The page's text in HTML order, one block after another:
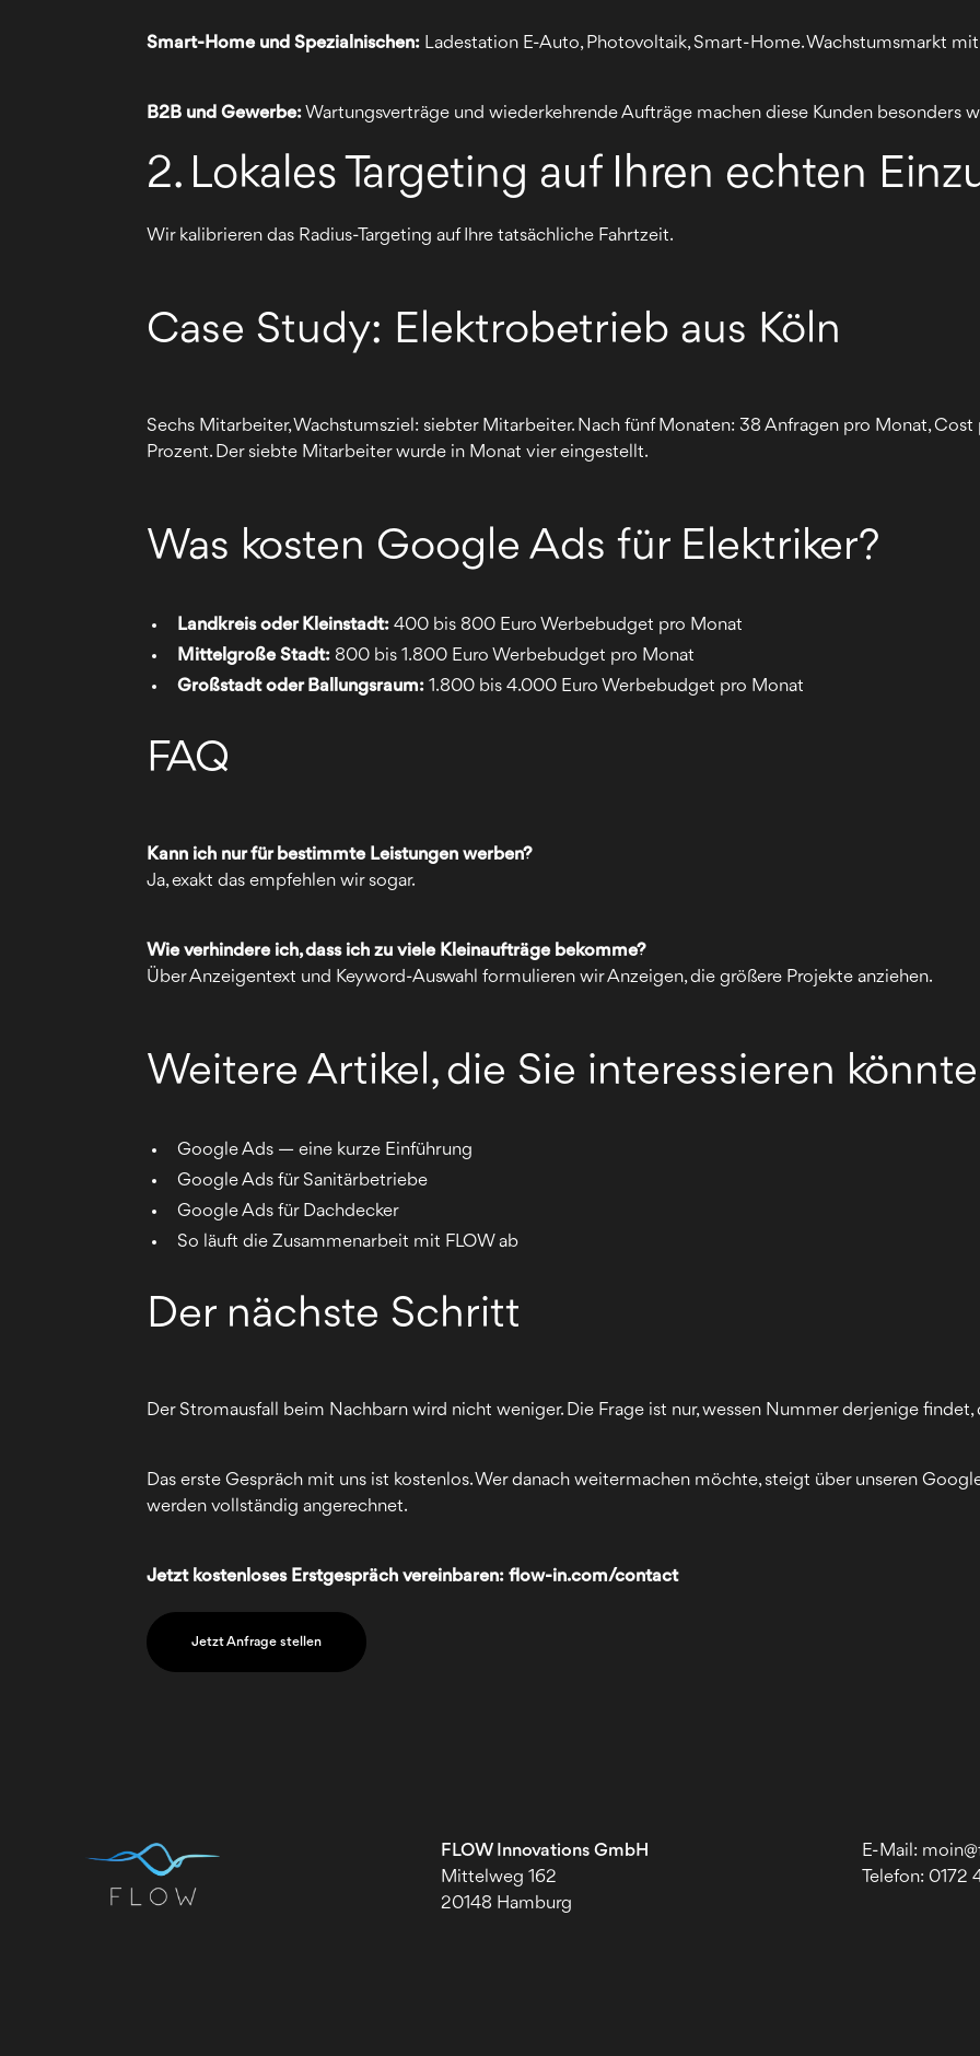
Smart-Home und Spezialnischen: Ladestation E-Auto, Photovoltaik, Smart-Home. Wachstumsmarkt
B2B und Gewerbe:Wartungsverträge und wiederkehrende Aufträge machen diese Kunden besonders
2. Lokales Targeting auf Ihren echten
Wir kalibrieren das Radius-Targeting auf Ihre tatsächliche Fahrtzeit.
Case Study: Elektrobetrieb aus Köln
Sechs Mitarbeiter, Wachstumsziel: siebter Mitarbeiter. Nach fünf Monaten: 38 Anfragen pro Monat,
Prozent. Der siebte Mitarbeiter wurde in Monat vier eingestellt.
Was kosten Google Ads für Elektriker?
Landkreis oder Kleinstadt: 400 bis 800 Euro Werbebudget pro Monat
Mittelgroße Stadt: 800 bis 1.800 Euro Werbebudget pro Monat
Großstadt oder Ballungsraum: 1.800 bis 4.000 Euro Werbebudget pro Monat
FAQ
Kann ich nur für bestimmte Leistungen werben?
Ja, exakt das empfehlen wir sogar.
Wie verhindere ich, dass ich zu viele Kleinaufträge bekomme?
Über Anzeigentext und Keyword-Auswahl formulieren wir Anzeigen, die größere Projekte anziehen.
Weitere Artikel, die Sie interessieren
Google Ads — eine kurze Einführung
Google Ads für Sanitärbetriebe
Google Ads für Dachdecker
So läuft die Zusammenarbeit mit FLOW ab
Der nächste Schritt
Der Stromausfall beim Nachbarn wird nicht weniger. Die Frage ist nur, wessen Nummer derjenige
Das erste Gespräch mit uns ist kostenlos. Wer danach weitermachen möchte, steigt über unseren
werden vollständig angerechnet.
Jetzt kostenloses Erstgespräch vereinbaren:flow-in.com/contact
Jetzt Anfrage stellen
FLOW Innovations GmbH
Mittelweg 162
20148 Hamburg
E-Mail:
Telefon: ‭ 0172